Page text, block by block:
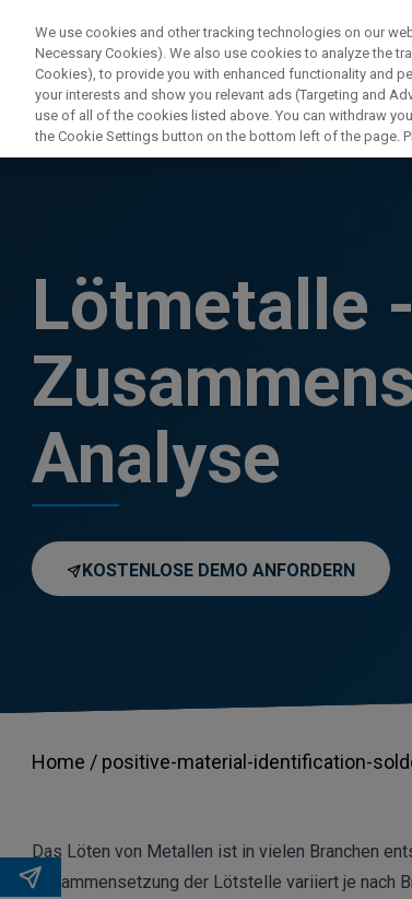
Lötmetalle -
Analyse
KOSTENLOSE DEMO ANFORDERN
Home / positive-material-identification-
Das Löten von Metallen ist in vielen Branchen
Zusammensetzung der Lötstelle variiert je nach
We use cookies and other tracking technologies on our
Necessary Cookies). We also use cookies to analyze the
Cookies), to provide you with enhanced functionality and
your interests and show you relevant ads (Targeting and
use of all of the cookies listed above. You can withdraw
the Cookie Settings button on the bottom left of the page.